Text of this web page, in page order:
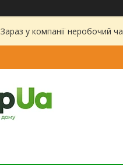
Зараз у компанії неробочий